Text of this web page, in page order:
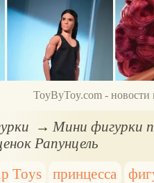
ToyByToy.com - новости
Мини фигурки
Рапунцель
Toys принцесса